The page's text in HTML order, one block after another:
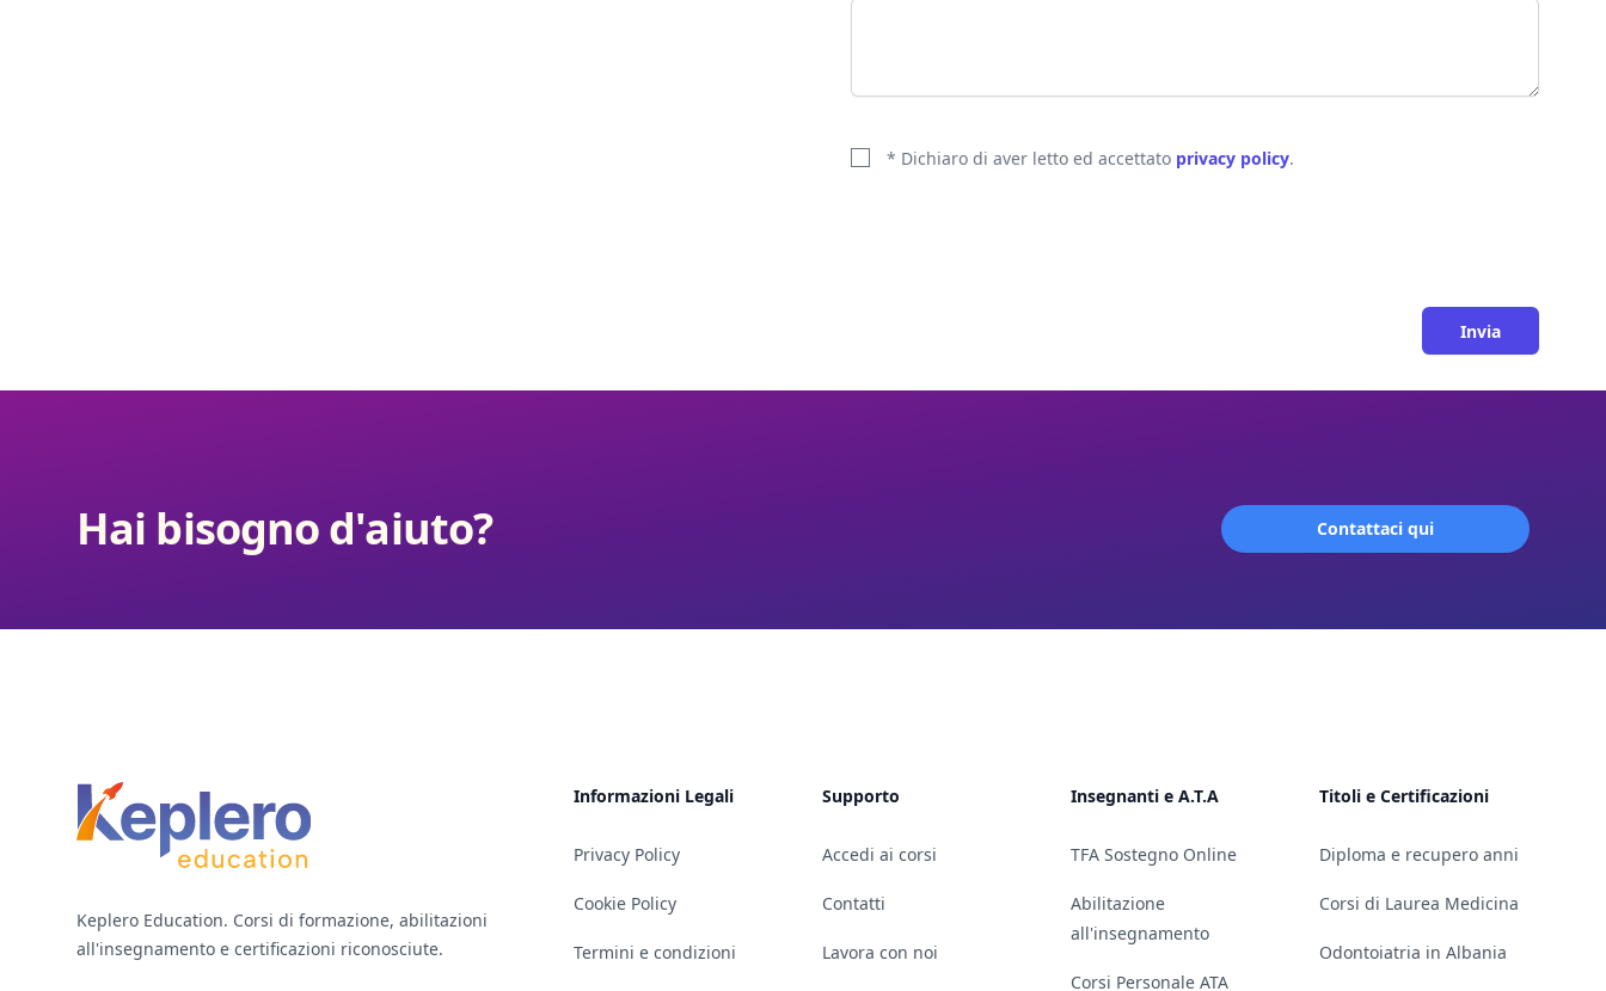
* Dichiaro di aver letto ed accettato privacy policy.
Hai bisogno d'aiuto? Contattaci qui
Keplero Education. Corsi di formazione, abilitazioni
all'insegnamento e certificazioni riconosciute.
Informazioni Legali
Privacy Policy
Cookie Policy
Termini e condizioni
Supporto
Accedi ai corsi
Contatti
Lavora con noi
Insegnanti e A.T.A
TFA Sostegno Online
Abilitazione
all'insegnamento
Corsi Personale ATA
Titoli e Certificazioni
Diploma e recupero anni
Corsi di Laurea Medicina
Odontoiatria in Albania